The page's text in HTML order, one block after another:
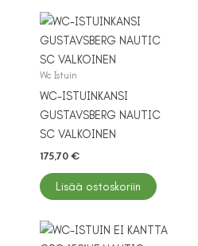
Wc Istuin
WC-ISTUINKANSI
GUSTAVSBERG NAUTIC
SC VALKOINEN
175,70 €
Lisää ostoskoriin